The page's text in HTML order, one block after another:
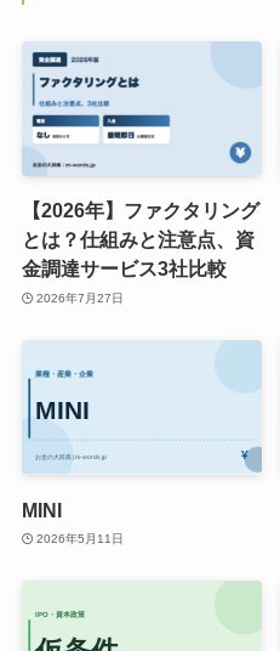
【2026年】ファクタリング
とは？仕組みと注意点、資
金調達サービス3社比較
2026年7月27日
MINI
2026年5月11日